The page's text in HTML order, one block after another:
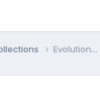
Evolution...